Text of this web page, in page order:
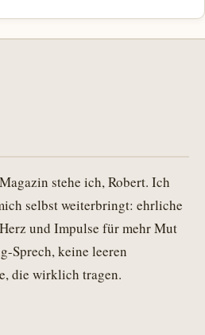
stehe ich, Robert. Ich
selbst weiterbringt: ehrliche
und Impulse für mehr Mut
Sprech, keine leeren
die wirklich tragen.